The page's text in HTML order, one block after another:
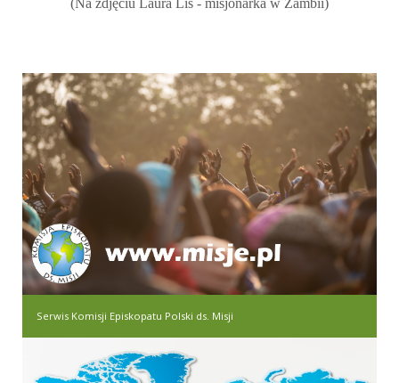
(Na zdjęciu Laura Lis - misjonarka w Zambii)
Serwis Komisji Episkopatu Polski ds. Misji